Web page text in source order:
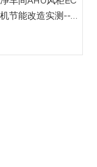
节能改造实测---